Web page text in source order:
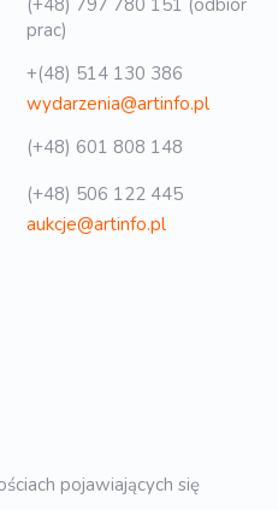
prac)
+(48) 514 130 386
wydarzenia@artinfo.pl
(+48) 601 808 148
(+48) 506 122 445
aukcje@artinfo.pl
pojawiających się